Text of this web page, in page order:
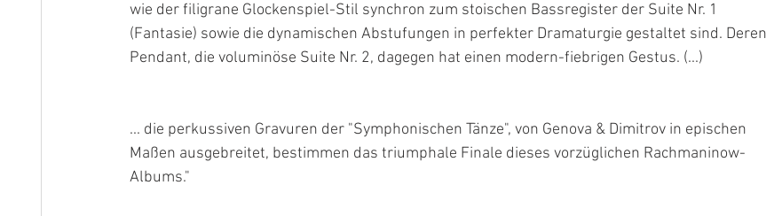
wie der filigrane Glockenspiel-Stil synchron zum stoischen Bassregister der Suite Nr. 1
(Fantasie) sowie die dynamischen Abstufungen in perfekter Dramaturgie gestaltet sind. Deren
Pendant, die voluminöse Suite Nr. 2, dagegen hat einen modern-fiebrigen Gestus. (...)
... die perkussiven Gravuren der "Symphonischen Tänze", von Genova & Dimitrov in epischen
Maßen ausgebreitet, bestimmen das triumphale Finale dieses vorzüglichen Rachmaninow-
Albums."